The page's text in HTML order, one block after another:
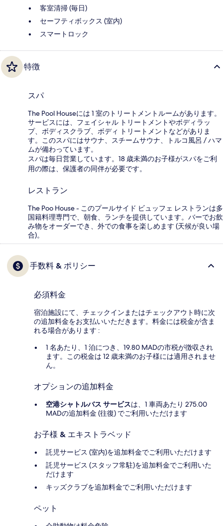
客室清掃 (毎日)
セーフティボックス (室内)
スマートロック
特徴
スパ
The Pool Houseには 1 室のトリートメントルームがあります。
サービスには、フェイシャル トリートメントやボディラッ
プ、ボディスクラブ、ボディ トリートメントなどがありま
す。このスパにはサウナ、スチームサウナ、トルコ風呂 / ハマ
ムが備わっています。
スパは毎日営業しています。18 歳未満のお子様がスパをご利
用の際は、保護者の同伴が必要です。
レストラン
The Poo House - このプールサイド ビュッフェ レストランは多
国籍料理専門で、朝食、ランチを提供しています。バーでお飲
み物をオーダーでき、外での食事を楽しめます (天候が良い場
合)。
手数料 & ポリシー
必須料金
宿泊施設にて、チェックインまたはチェックアウト時に次
の追加料金をお支払いいただきます。料金には税金が含ま
れる場合があります :
1 名あたり、1 泊につき、19.80 MADの市税が徴収され
ます。この税金は 12 歳未満のお子様には適用されませ
ん。
オプションの追加料金
空港シャトルバス サービスは、1 車両あたり 275.00
MADの追加料金 (往復) でご利用いただけます
お子様 & エキストラベッド
託児サービス (室内)を追加料金でご利用いただけます
託児サービス (スタッフ常駐)を追加料金でご利用いた
だけます
キッズクラブを追加料金でご利用いただけます
ペット